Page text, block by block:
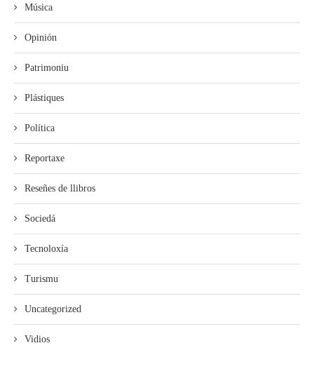
Música
Opinión
Patrimoniu
Plástiques
Política
Reportaxe
Reseñes de llibros
Sociedá
Tecnoloxía
Turismu
Uncategorized
Vidios